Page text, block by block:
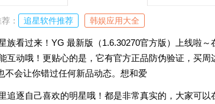
： 追星软件推荐 韩娱应用大全
族看过来！YG 最新版（1.6.30270官方版）上线啦
互动哦！更贴心的是，它有官方正品防伪验证，买
不会让你错过任何新品动态。想和爱
追逐自己喜欢的明星哦！都是非常真实的，大家可